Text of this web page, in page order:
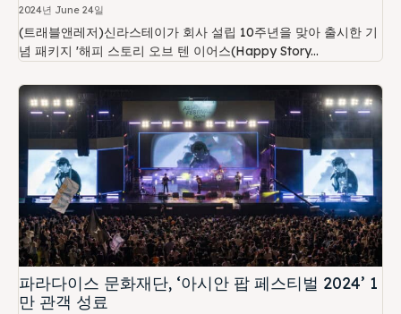
2024년 June 24일
(트래블앤레저)신라스테이가 회사 설립 10주년을 맞아 출시한 기
념 패키지 '해피 스토리 오브 텐 이어스(Happy Story...
파라다이스 문화재단, ‘아시안 팝 페스티벌 2024’ 1
만 관객 성료